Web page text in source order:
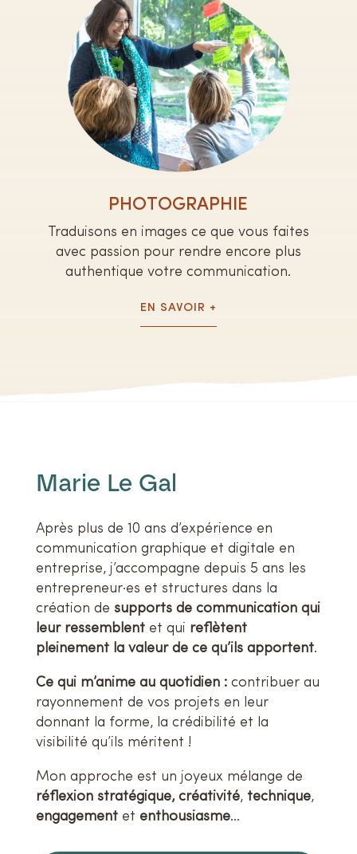
PHOTOGRAPHIE
Traduisons en images ce que vous faites
avec passion pour rendre encore plus
authentique votre communication.
EN SAVOIR +
Marie Le Gal
Après plus de 10 ans d’expérience en
communication graphique et digitale en
entreprise, j’accompagne depuis 5 ans les
entrepreneur·es et structures dans la
création de supports de communication qui
leur ressemblentet qui reflètent
pleinement la valeur de ce qu’ils apportent.
Ce qui m’anime au quotidien :contribuer au
rayonnement de vos projets en leur
donnant la forme, la crédibilité et la
visibilité qu’ils méritent !
Mon approche est un joyeux mélange de
réflexion stratégique, créativité, technique,
engagementet enthousiasme…